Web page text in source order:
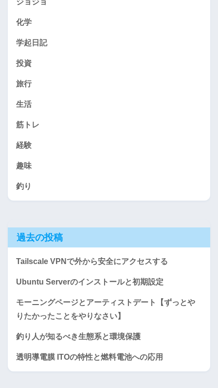
化学
学起日記
投資
旅行
生活
筋トレ
経験
趣味
釣り
過去の投稿
Tailscale VPNで外から安全にアクセスする
Ubuntu Serverのインストールと初期設定
モーニングページとアーティストデート【ずっとや
りたかったことをやりなさい】
釣り人が知るべき生態系と環境保護
透明導電膜 ITOの特性と燃料電池への応用